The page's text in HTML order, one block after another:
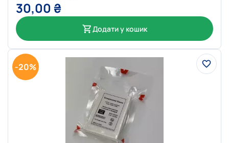
30,00 ₴
Додати у кошик
-20%